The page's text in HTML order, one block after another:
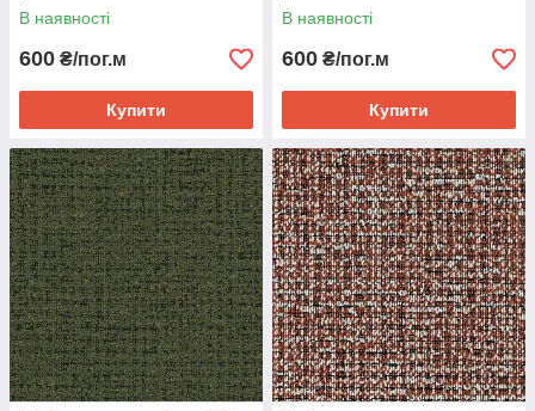
В наявності
600 ₴/пог.м
Купити
В наявності
600 ₴/пог.м
Купити